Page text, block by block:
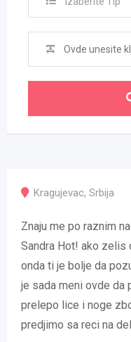
Kragujevac, Srbija
Znaju me po raznim
Sandra Hot! ako zelis
onda ti je bolje da
je sada meni ovde da
prelepo lice i noge
predjimo sa reci na